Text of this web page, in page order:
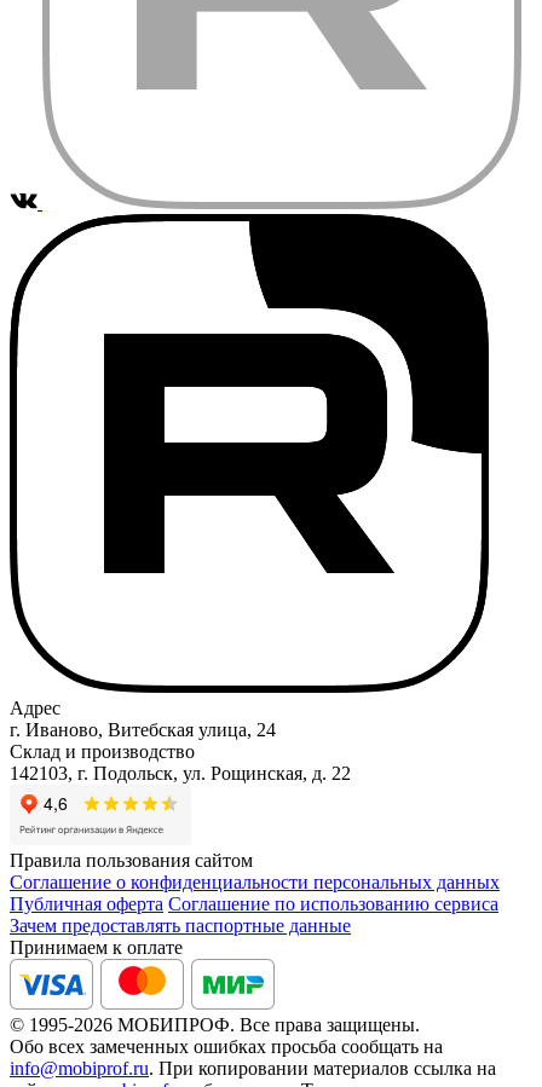
Адрес
г. Иваново, Витебская улица, 24
Склад и производство
142103, г. Подольск, ул. Рощинская, д. 22
Правила пользования сайтом
Соглашение о конфиденциальности персональных данных
Публичная оферта Соглашение по использованию сервиса
Зачем предоставлять паспортные данные
Принимаем к оплате
© 1995-2026 МОБИПРОФ. Все права защищены.
Обо всех замеченных ошибках просьба сообщать на
info@mobiprof.ru. При копировании материалов ссылка на